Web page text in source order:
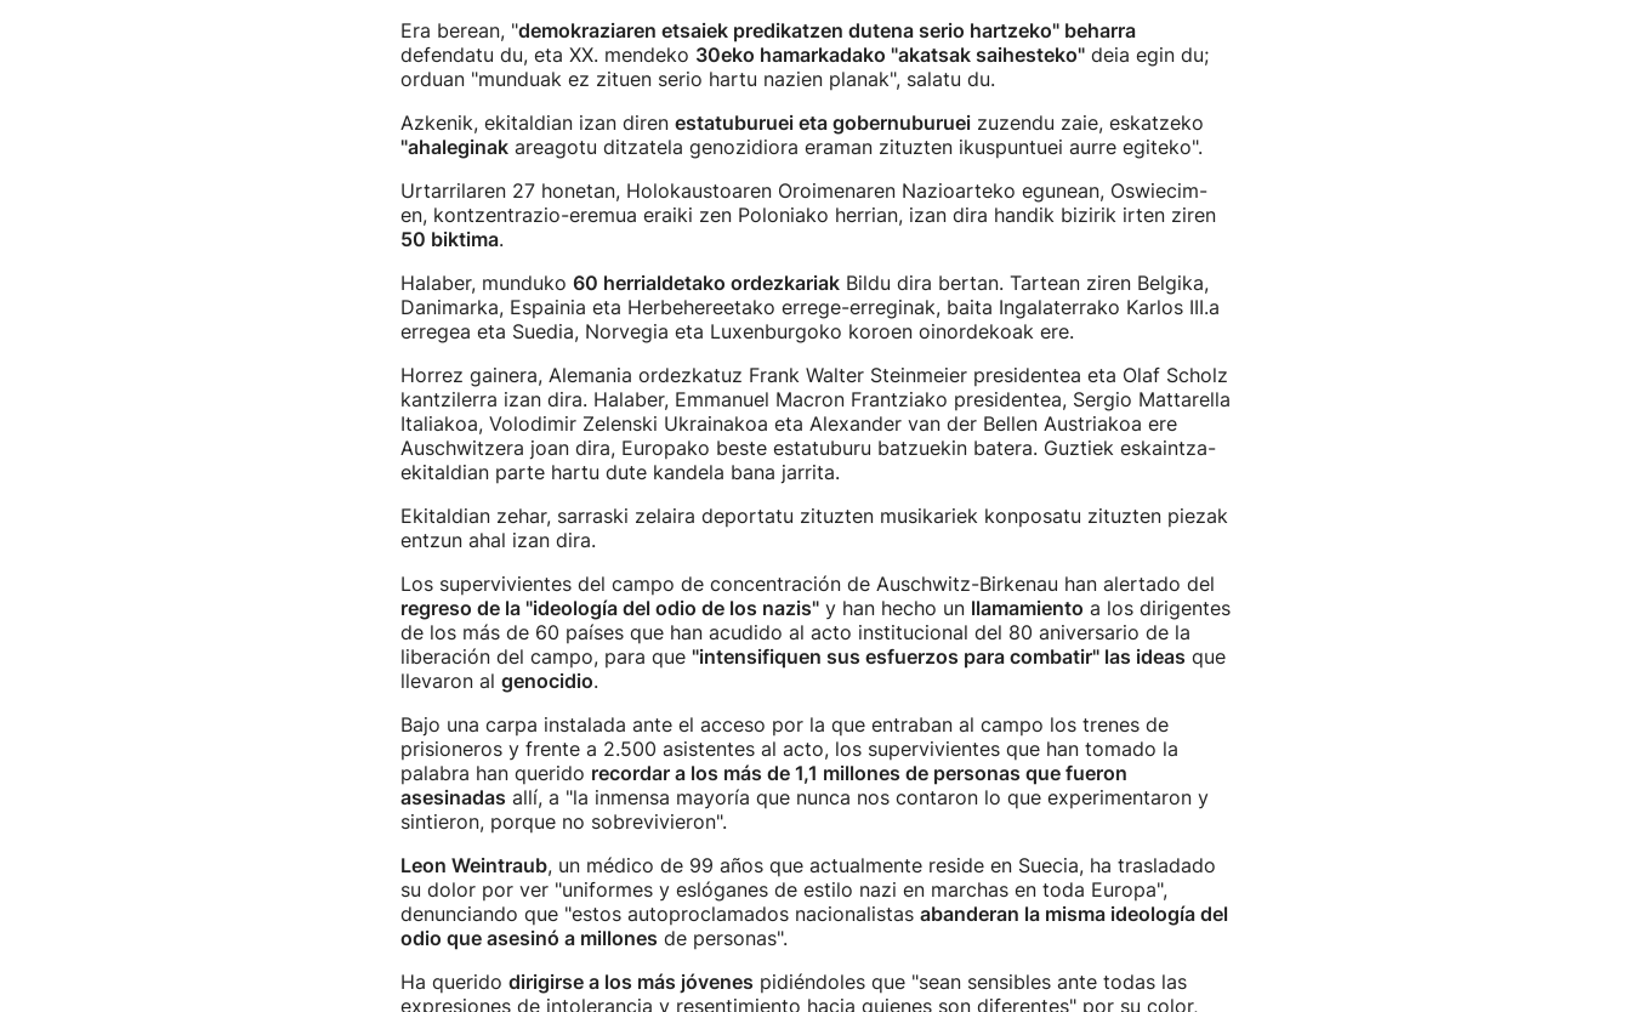
Era berean, "demokraziaren etsaiek predikatzen dutena serio hartzeko" beharra
defendatu du, eta XX. mendeko 30eko hamarkadako "akatsak saihesteko"deia egin du;
orduan "munduak ez zituen serio hartu nazien planak", salatu du.
Azkenik, ekitaldian izan diren estatuburuei eta gobernuburueizuzendu zaie, eskatzeko
"ahaleginakareagotu ditzatela genozidiora eraman zituzten ikuspuntuei aurre egiteko".
Urtarrilaren 27 honetan, Holokaustoaren Oroimenaren Nazioarteko egunean, Oswiecim-
en, kontzentrazio-eremua eraiki zen Poloniako herrian, izan dira handik bizirik irten ziren
50 biktima.
Halaber, munduko 60 herrialdetako ordezkariakBildu dira bertan. Tartean ziren Belgika,
Danimarka, Espainia eta Herbehereetako errege-erreginak, baita Ingalaterrako Karlos III.a
erregea eta Suedia, Norvegia eta Luxenburgoko koroen oinordekoak ere.
Horrez gainera, Alemania ordezkatuz Frank Walter Steinmeier presidentea eta Olaf Scholz
kantzilerra izan dira. Halaber, Emmanuel Macron Frantziako presidentea, Sergio Mattarella
Italiakoa, Volodimir Zelenski Ukrainakoa eta Alexander van der Bellen Austriakoa ere
Auschwitzera joan dira, Europako beste estatuburu batzuekin batera. Guztiek eskaintza-
ekitaldian parte hartu dute kandela bana jarrita.
Ekitaldian zehar, sarraski zelaira deportatu zituzten musikariek konposatu zituzten piezak
entzun ahal izan dira.
Los supervivientes del campo de concentración de Auschwitz-Birkenau han alertado del
regreso de la "ideología del odio de los nazis"y han hecho un llamamiento a los dirigentes
de los más de 60 países que han acudido al acto institucional del 80 aniversario de la
liberación del campo, para que "intensifiquen sus esfuerzos para combatir" las ideas que
llevaron al genocidio.
Bajo una carpa instalada ante el acceso por la que entraban al campo los trenes de
prisioneros y frente a 2.500 asistentes al acto, los supervivientes que han tomado la
palabra han querido recordar a los más de 1,1 millones de personas que fueron
asesinadas allí, a "la inmensa mayoría que nunca nos contaron lo que experimentaron y
sintieron, porque no sobrevivieron".
Leon Weintraub, un médico de 99 años que actualmente reside en Suecia, ha trasladado
su dolor por ver "uniformes y eslóganes de estilo nazi en marchas en toda Europa",
denunciando que "estos autoproclamados nacionalistas abanderan la misma ideología del
odio que asesinó a millones de personas".
Ha querido dirigirse a los más jóvenes pidiéndoles que "sean sensibles ante todas las
expresiones de intolerancia y resentimiento hacia quienes son diferentes" por su color,